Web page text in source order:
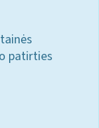
patirties